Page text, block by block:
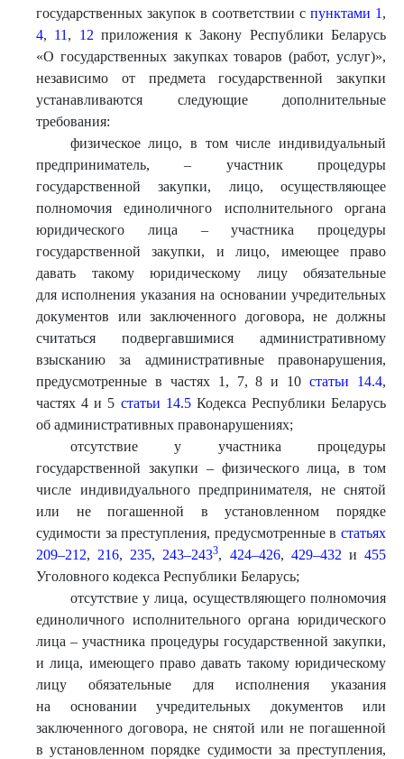
государственных закупок в соответствии с пунктами 1 ,
4, 11 , 12 приложения к Закону Республики Беларусь
«О государственных закупках товаров (работ, услуг)»,
независимо от предмета государственной закупки
устанавливаются следующие дополнительные
требования:
физическое лицо, в том числе индивидуальный
предприниматель, – участник процедуры
государственной закупки, лицо, осуществляющее
полномочия единоличного исполнительного органа
юридического лица – участника процедуры
государственной закупки, и лицо, имеющее право
давать такому юридическому лицу обязательные
для исполнения указания на основании учредительных
документов или заключенного договора, не должны
считаться подвергавшимися административному
взысканию за административные правонарушения,
предусмотренные в частях 1, 7, 8 и 10статьи 14.4,
частях 4 и 5 статьи 14.5Кодекса Республики Беларусь
об административных правонарушениях;
отсутствие у участника процедуры
государственной закупки – физического лица, в том
числе индивидуального предпринимателя, не снятой
или не погашенной в установленном порядке
судимости за преступления, предусмотренные в статьях
209–212, 216, 235, 243–2433, 424–426, 429–432 и455
Уголовного кодекса Республики Беларусь;
отсутствие у лица, осуществляющего полномочия
единоличного исполнительного органа юридического
лица – участника процедуры государственной закупки,
и лица, имеющего право давать такому юридическому
лицу обязательные для исполнения указания
на основании учредительных документов или
заключенного договора, не снятой или не погашенной
в установленном порядке судимости за преступления,